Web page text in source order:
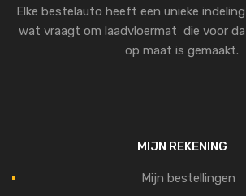
Elke bestelauto heeft een unieke
wat vraagt om laadvloermat die voor
op maat is gemaakt.
MIJN REKENING
Mijn bestellingen